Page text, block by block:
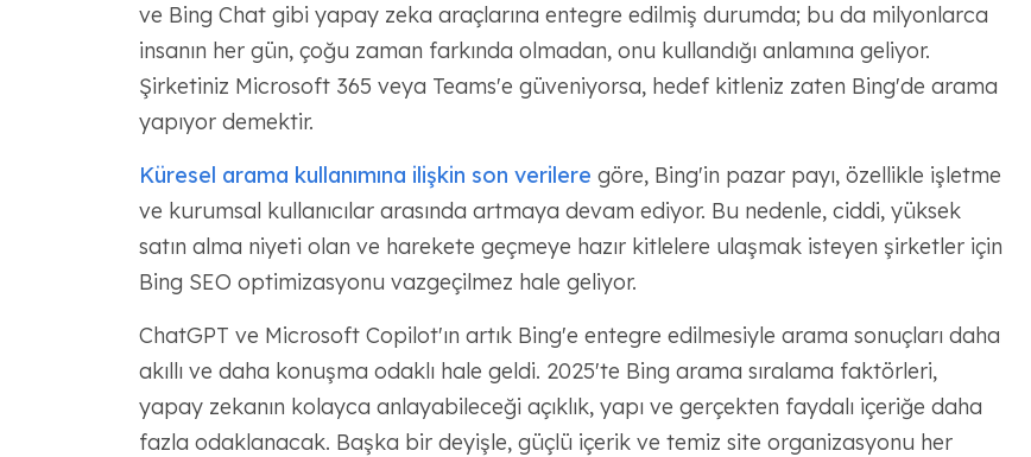
ve Bing Chat gibi yapay zeka araçlarına entegre edilmiş durumda; bu da milyonlarca
insanın her gün, çoğu zaman farkında olmadan, onu kullandığı anlamına geliyor.
Şirketiniz Microsoft 365 veya Teams'e güveniyorsa, hedef kitleniz zaten Bing'de arama
yapıyor demektir.
Küresel arama kullanımına ilişkin son verilere göre, Bing'in pazar payı, özellikle işletme
ve kurumsal kullanıcılar arasında artmaya devam ediyor. Bu nedenle, ciddi, yüksek
satın alma niyeti olan ve harekete geçmeye hazır kitlelere ulaşmak isteyen şirketler için
Bing SEO optimizasyonu vazgeçilmez hale geliyor.
ChatGPT ve Microsoft Copilot'ın artık Bing'e entegre edilmesiyle arama sonuçları daha
akıllı ve daha konuşma odaklı hale geldi. 2025'te Bing arama sıralama faktörleri,
yapay zekanın kolayca anlayabileceği açıklık, yapı ve gerçekten faydalı içeriğe daha
fazla odaklanacak. Başka bir deyişle, güçlü içerik ve temiz site organizasyonu her